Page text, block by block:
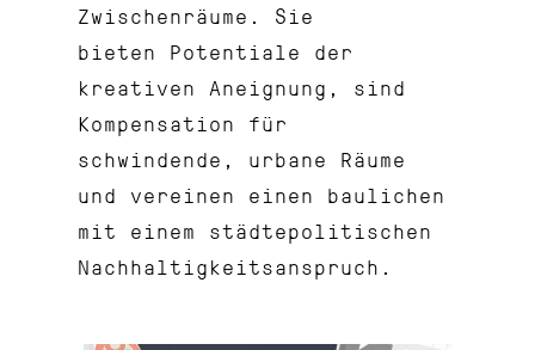
Zwischenräume. Sie
bieten Potentiale der
kreativen Aneignung, sind
Kompensation für
schwindende, urbane Räume
und vereinen einen baulichen
mit einem städtepolitischen
Nachhaltigkeitsanspruch.